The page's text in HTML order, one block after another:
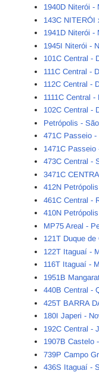
1940D Niterói -
143C NITERÓI
1941D Niterói -
1945I Niterói -
101C Central -
111C Central -
112C Central -
1111C Central
102C Central -
Petrópolis -
471C Passeio -
1471C Passeio
473C Central -
3471C
412N
461C Central -
410N
MP75 Areal -
121T Duque
122T Itaguaí -
116T Itaguaí -
1951B
440B Central -
425T BARRA
180I Japeri -
192C Central -
1907B Castelo
739P Campo
436S Itaguaí -